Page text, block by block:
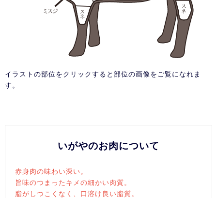
イラストの部位をクリックすると部位の画像をご覧になれま
す。
いがやのお肉について
赤身肉の味わい深い。
旨味のつまったキメの細かい肉質。
脂がしつこくなく、口溶け良い脂質。